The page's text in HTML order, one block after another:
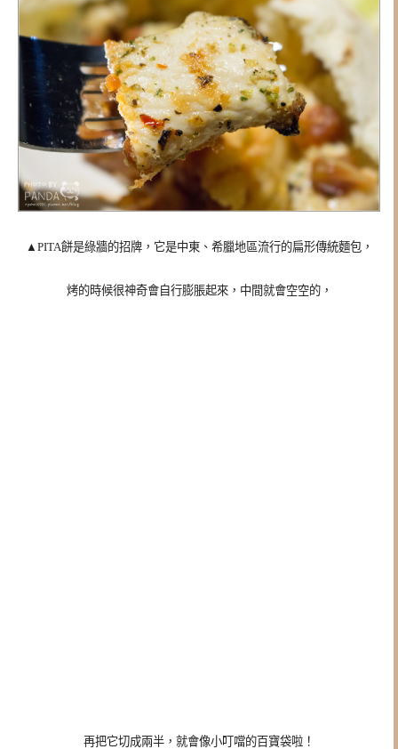
▲PITA餅是綠牆的招牌，它是中東、希臘地區流行的扁形傳統麵包，
烤的時候很神奇會自行膨脹起來，中間就會空空的，
再把它切成兩半，就會像小叮噹的百寶袋啦！